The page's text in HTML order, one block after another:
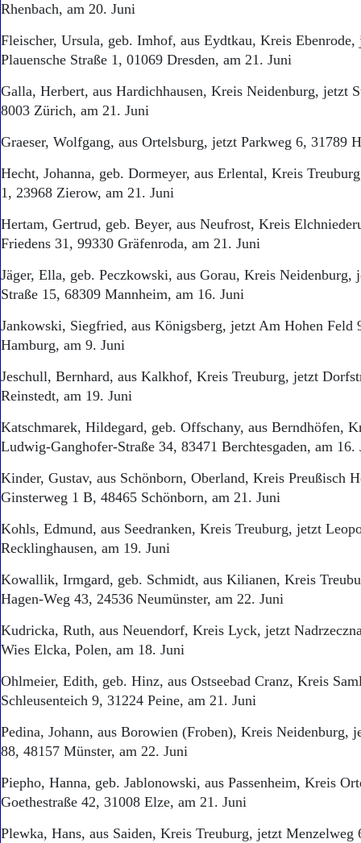
Rhenbach, am 20. Juni
Fleischer, Ursula, geb. Imhof, aus Eydtkau, Kreis Ebenrode,
Plauensche Straße 1, 01069 Dresden, am 21. Juni
Galla, Herbert, aus Hardichhausen, Kreis Neidenburg, jetzt
8003 Zürich, am 21. Juni
Graeser, Wolfgang, aus Ortelsburg, jetzt Parkweg 6, 31789
Hecht, Johanna, geb. Dormeyer, aus Erlental, Kreis
1, 23968 Zierow, am 21. Juni
Hertam, Gertrud, geb. Beyer, aus Neufrost, Kreis
Friedens 31, 99330 Gräfenroda, am 21. Juni
Jäger, Ella, geb. Peczkowski, aus Gorau, Kreis Neidenburg,
Straße 15, 68309 Mannheim, am 16. Juni
Jankowski, Siegfried, aus Königsberg, jetzt Am Hohen Feld
Hamburg, am 9. Juni
Jeschull, Bernhard, aus Kalkhof, Kreis Treuburg, jetzt
Reinstedt, am 19. Juni
Katschmarek, Hildegard, geb. Offschany, aus Berndhöfen,
Ludwig-Ganghofer-Straße 34, 83471 Berchtesgaden, am 16.
Kinder, Gustav, aus Schönborn, Oberland, Kreis Preußisch
Ginsterweg 1 B, 48465 Schönborn, am 21. Juni
Kohls, Edmund, aus Seedranken, Kreis Treuburg, jetzt
Reck­linghausen, am 19. Juni
Kowallik, Irmgard, geb. Schmidt, aus Kilianen, Kreis
Hagen-Weg 43, 24536 Neumünster, am 22. Juni
Kudricka, Ruth, aus Neuendorf, Kreis Lyck, jetzt
Wies Elcka, Polen, am 18. Juni
Ohlmeier, Edith, geb. Hinz, aus Ostseebad Cranz, Kreis
Schleusenteich 9, 31224 Peine, am 21. Juni
Pedina, Johann, aus Borowien (Froben), Kreis Neidenburg,
88, 48157 Münster, am 22. Juni
Piepho, Hanna, geb. Jablonowski, aus Passenheim, Kreis
Goethestraße 42, 31008 Elze, am 21. Juni
Plewka, Hans, aus Saiden, Kreis Treuburg, jetzt Menzelweg